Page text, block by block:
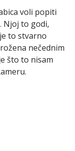
voli popiti
Njoj to godi,
to stvarno
nečednim
što to nisam